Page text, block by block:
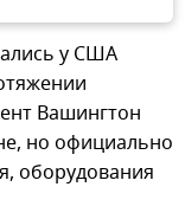
у США
Вашингтон
но официально
оборудования